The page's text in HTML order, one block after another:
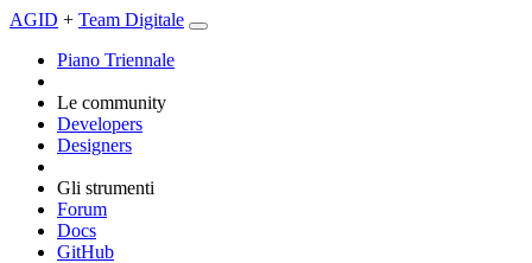
AGID + Team Digitale
Piano Triennale
Le community
Developers
Designers
Gli strumenti
Forum
Docs
GitHub